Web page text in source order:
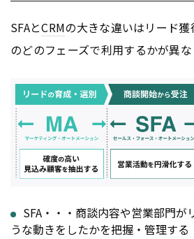
SFAとCRMの大きな違いはリード
のどのフェーズで利用するかが異な
SFA・・・商談内容や営業部門が
うな動きをしたかを把握・管理する